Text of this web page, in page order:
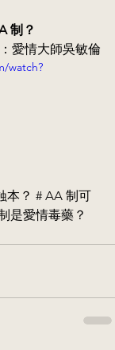
制？
愛情大師吳敏倫
watch?
本？ # AA 制可
是愛情毒藥？